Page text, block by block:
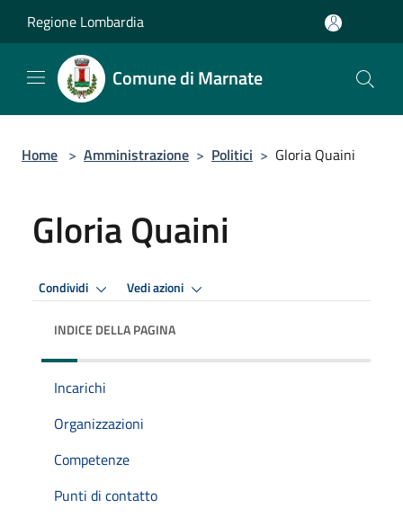
Regione Lombardia
Comune di Marnate
Home > Amministrazione > Politici > Gloria Quaini
Gloria Quaini
Condividi Vedi azioni
INDICE DELLA PAGINA
Incarichi
Organizzazioni
Competenze
Punti di contatto